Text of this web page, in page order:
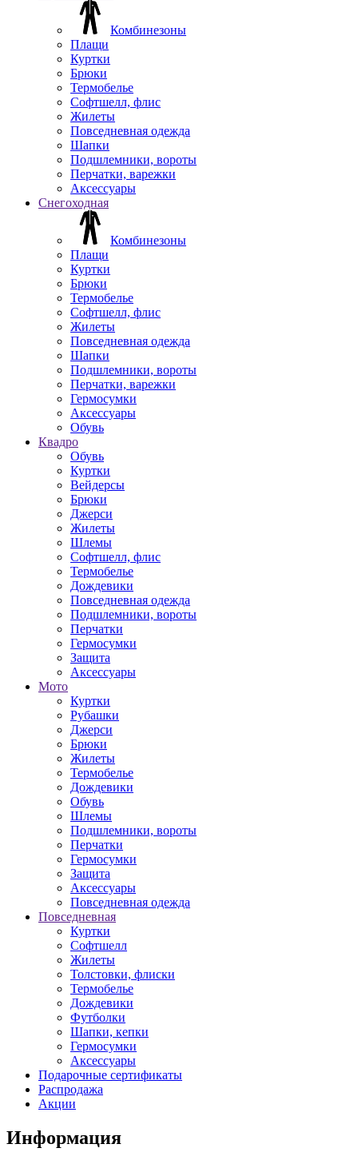
Комбинезоны
Плащи
Куртки
Брюки
Термобелье
Софтшелл, флис
Жилеты
Повседневная одежда
Шапки
Подшлемники, вороты
Перчатки, варежки
Аксессуары
Снегоходная
Комбинезоны
Плащи
Куртки
Брюки
Термобелье
Софтшелл, флис
Жилеты
Повседневная одежда
Шапки
Подшлемники, вороты
Перчатки, варежки
Гермосумки
Аксессуары
Обувь
Квадро
Обувь
Куртки
Вейдерсы
Брюки
Джерси
Жилеты
Шлемы
Софтшелл, флис
Термобелье
Дождевики
Повседневная одежда
Подшлемники, вороты
Перчатки
Гермосумки
Защита
Аксессуары
Мото
Куртки
Рубашки
Джерси
Брюки
Жилеты
Термобелье
Дождевики
Обувь
Шлемы
Подшлемники, вороты
Перчатки
Гермосумки
Защита
Аксессуары
Повседневная одежда
Повседневная
Куртки
Софтшелл
Жилеты
Толстовки, флиски
Термобелье
Дождевики
Футболки
Шапки, кепки
Гермосумки
Аксессуары
Подарочные сертификаты
Распродажа
Акции
Информация